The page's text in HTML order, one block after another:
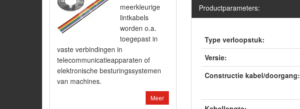
meerkleurige
lintkabels
worden o.a.
toegepast in
vaste verbindingen in
telecommunicatieapparaten of
elektronische besturingssystemen
van machines.
Meer
Productparameters:
Type verloopstuk:
Versie:
Constructie kabel/doorgang: